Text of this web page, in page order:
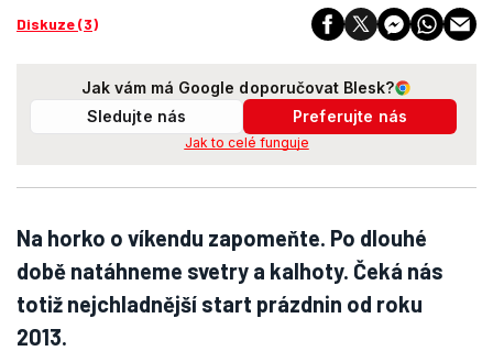
Diskuze (3)
Jak vám má Google doporučovat Blesk?
Sledujte nás
Preferujte nás
Jak to celé funguje
Na horko o víkendu zapomeňte. Po dlouhé
době natáhneme svetry a kalhoty. Čeká nás
totiž nejchladnější start prázdnin od roku
2013.